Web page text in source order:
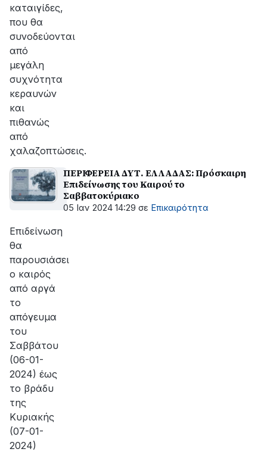
καταιγίδες,
που θα
συνοδεύονται
από
μεγάλη
συχνότητα
κεραυνών
και
πιθανώς
από
χαλαζοπτώσεις.
ΠΕΡΙΦΕΡΕΙΑ ΔΥΤ. ΕΛΛΑΔΑΣ: Πρόσκαιρη
Επιδείνωσης του Καιρού το
Σαββατοκύριακο
05 Ιαν 2024 14:29 σε Επικαιρότητα
Επιδείνωση
θα
παρουσιάσει
ο καιρός
από αργά
το
απόγευμα
του
Σαββάτου
(06-01-
2024) έως
το βράδυ
της
Κυριακής
(07-01-
2024)